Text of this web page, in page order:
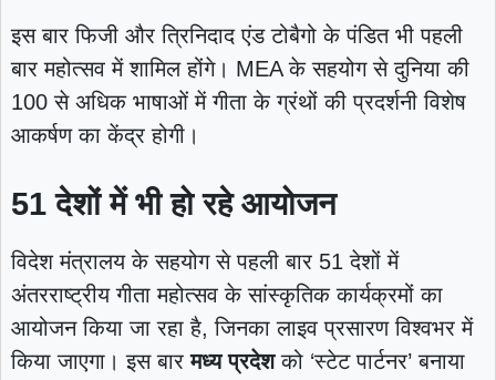
इस बार फिजी और त्रिनिदाद एंड टोबैगो के पंडित भी पहली
बार महोत्सव में शामिल होंगे। MEA के सहयोग से दुनिया की
100 से अधिक भाषाओं में गीता के ग्रंथों की प्रदर्शनी विशेष
आकर्षण का केंद्र होगी।
51 देशों में भी हो रहे आयोजन
विदेश मंत्रालय के सहयोग से पहली बार 51 देशों में
अंतरराष्ट्रीय गीता महोत्सव के सांस्कृतिक कार्यक्रमों का
आयोजन किया जा रहा है, जिनका लाइव प्रसारण विश्वभर में
किया जाएगा। इस बारमध्य प्रदेशको ‘स्टेट पार्टनर’ बनाया